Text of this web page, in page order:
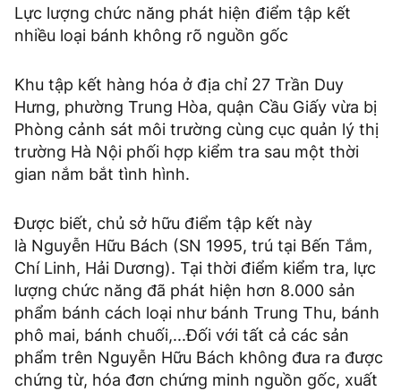
Lực lượng chức năng phát hiện điểm tập kết
nhiều loại bánh không rõ nguồn gốc
Khu tập kết hàng hóa ở địa chỉ 27 Trần Duy
Hưng, phường Trung Hòa, quận Cầu Giấy vừa bị
Phòng cảnh sát môi trường cùng cục quản lý thị
trường Hà Nội phối hợp kiểm tra sau một thời
gian nắm bắt tình hình.
Được biết, chủ sở hữu điểm tập kết này
là Nguyễn Hữu Bách (SN 1995, trú tại Bến Tắm,
Chí Linh, Hải Dương). Tại thời điểm kiểm tra, lực
lượng chức năng đã phát hiện hơn 8.000 sản
phẩm bánh cách loại như bánh Trung Thu, bánh
phô mai, bánh chuối,...Đối với tất cả các sản
phẩm trên Nguyễn Hữu Bách không đưa ra được
chứng từ, hóa đơn chứng minh nguồn gốc, xuất